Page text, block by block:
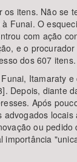
itens. Não se
Funai. O
com ação
e o
dos 607 itens.
Itamaraty
Depois, diante
Após
ou